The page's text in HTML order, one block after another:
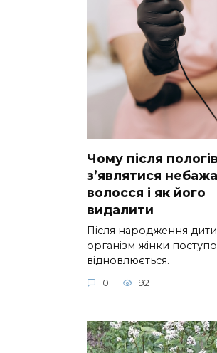
Чому після
з’являтися
волосся і як його
видалити
Після народження
організм жінки
відновлюється.
0 92